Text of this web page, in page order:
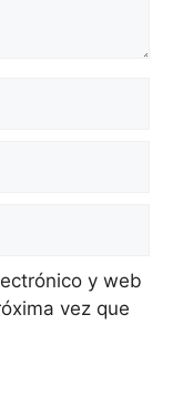
y web
vez que